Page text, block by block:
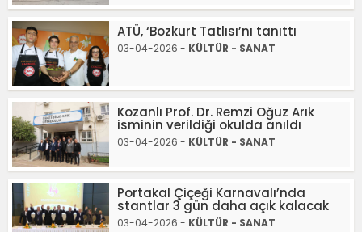
ATÜ, ‘Bozkurt Tatlısı’nı tanıttı
03-04-2026 - KÜLTÜR - SANAT
Kozanlı Prof. Dr. Remzi Oğuz Arık
isminin verildiği okulda anıldı
03-04-2026 - KÜLTÜR - SANAT
Portakal Çiçeği Karnavalı’nda
stantlar 3 gün daha açık kalacak
03-04-2026 - KÜLTÜR - SANAT